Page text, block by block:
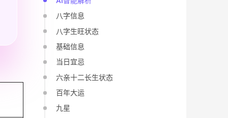
八字信息
八字生旺状态
基础信息
当日宜忌
六亲十二长生状态
百年大运
九星